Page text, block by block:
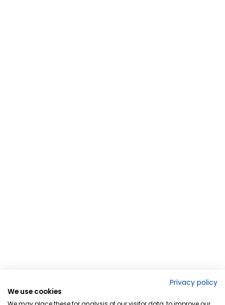
Privacy policy
We use cookies